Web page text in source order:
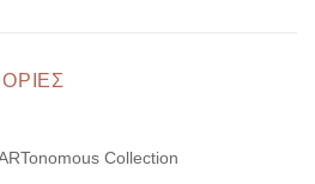
Collection